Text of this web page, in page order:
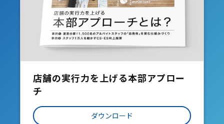
店舗の実行力を上げる本部アプロー
チ
ダウンロード